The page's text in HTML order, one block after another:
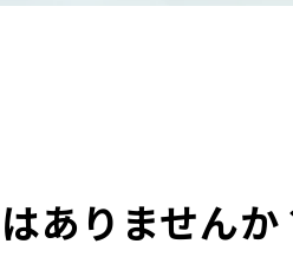
はありませんか